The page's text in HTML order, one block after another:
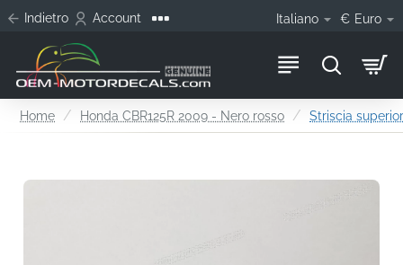
Indietro Account Italiano € Euro
HomehomeHonda CBR125R 2009 - Nero rosso Striscia